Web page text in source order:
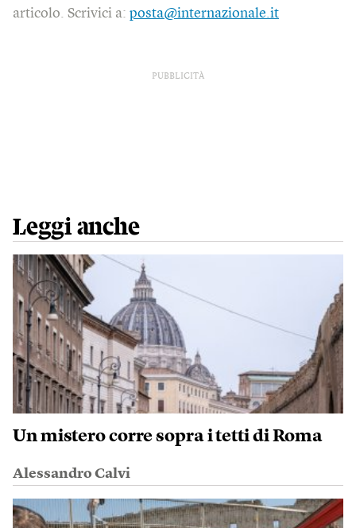
articolo. Scrivici a: posta@internazionale.it
PUBBLICITÀ
Leggi anche
Un mistero corre sopra i tetti di Roma
Alessandro Calvi